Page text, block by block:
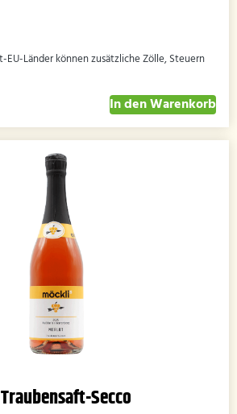
EU-Länder können zusätzliche Zölle, Steuern
In den Warenkorb
Secco